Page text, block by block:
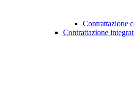
Contrattazione
Contrattazione